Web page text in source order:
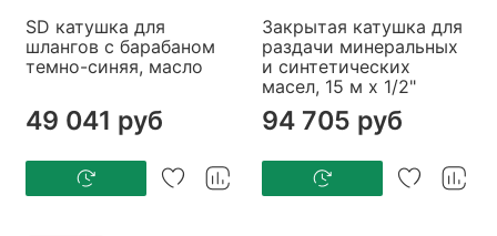
SD катушка для
шлангов с барабаном
темно-синяя, масло
49 041 руб
Закрытая катушка для
раздачи минеральных
и синтетических
масел, 15 м х 1/2"
94 705 руб